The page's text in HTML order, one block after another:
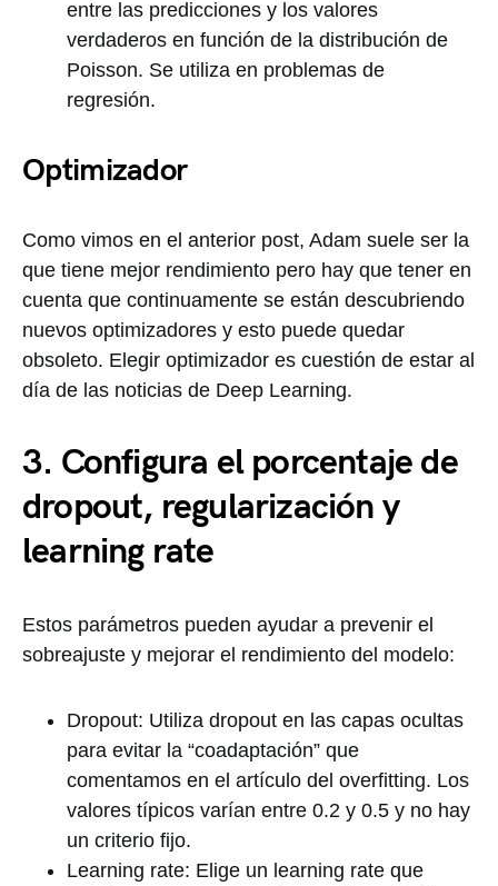
entre las predicciones y los valores
verdaderos en función de la distribución de
Poisson. Se utiliza en problemas de
regresión.
Optimizador
Como vimos en el anterior post, Adam suele ser la
que tiene mejor rendimiento pero hay que tener en
cuenta que continuamente se están descubriendo
nuevos optimizadores y esto puede quedar
obsoleto. Elegir optimizador es cuestión de estar al
día de las noticias de Deep Learning.
3. Configura el porcentaje de
dropout, regularización y
learning rate
Estos parámetros pueden ayudar a prevenir el
sobreajuste y mejorar el rendimiento del modelo:
Dropout: Utiliza dropout en las capas ocultas
para evitar la “coadaptación” que
comentamos en el artículo del overfitting. Los
valores típicos varían entre 0.2 y 0.5 y no hay
un criterio fijo.
Learning rate: Elige un learning rate que